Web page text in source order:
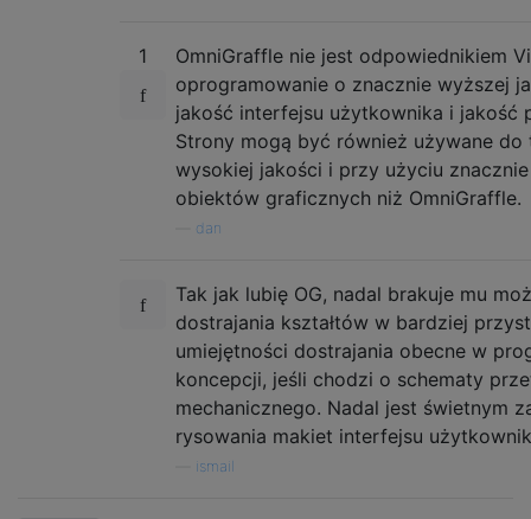
1
OmniGraffle nie jest odpowiednikiem
oprogramowanie o znacznie wyższej
jakość interfejsu użytkownika i jakość
Strony mogą być również używane
wysokiej jakości i przy użyciu
obiektów graficznych niż OmniGraffle.
dan
Tak jak lubię OG, nadal brakuje mu
dostrajania kształtów w bardziej
umiejętności dostrajania obecne w
koncepcji, jeśli chodzi o schematy
mechanicznego. Nadal jest świetnym
rysowania makiet interfejsu
ismail